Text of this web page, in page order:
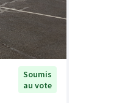
Soumis
au vote